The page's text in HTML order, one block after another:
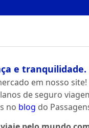
e tranquilidade.
em nosso
de seguro
no blog do